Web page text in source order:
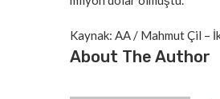
Kaynak: AA / Mahmut Çil –
About The Author